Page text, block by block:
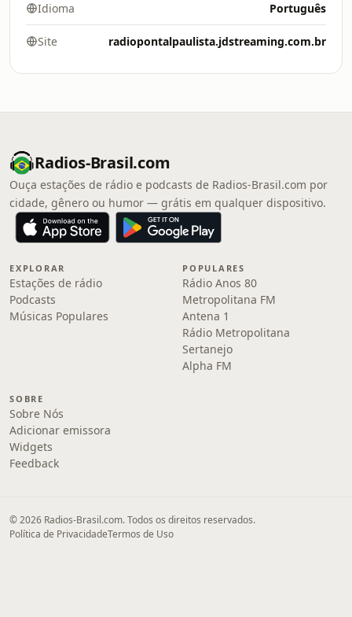
Idioma Português
Site radiopontalpaulista.jdstreaming.com.br
Radios-Brasil.com
Ouça estações de rádio e podcasts de Radios-Brasil.com por
cidade, gênero ou humor — grátis em qualquer dispositivo.
EXPLORAR
Estações de rádio
Podcasts
Músicas Populares
POPULARES
Rádio Anos 80
Metropolitana FM
Antena 1
Rádio Metropolitana
Sertanejo
Alpha FM
SOBRE
Sobre Nós
Adicionar emissora
Widgets
Feedback
© 2026 Radios-Brasil.com. Todos os direitos reservados.
Política de PrivacidadeTermos de Uso